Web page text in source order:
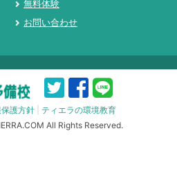
無料体験
お問い合わせ
護方針
ティエラの環境教育
All Rights Reserved.